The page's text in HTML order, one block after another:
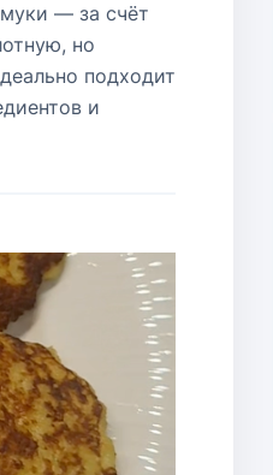
муки — за счёт
но
подходит
и